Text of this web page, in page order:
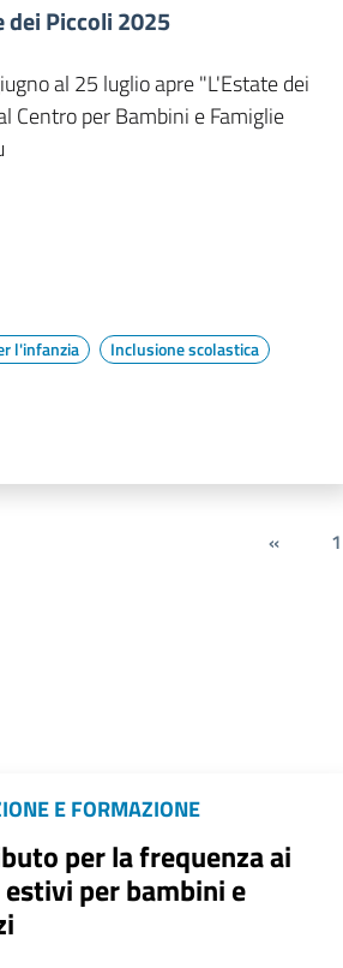
dei Piccoli 2025
al 25 luglio apre "L'Estate dei
Centro per Bambini e Famiglie
l'infanzia Inclusione scolastica
« 1
E FORMAZIONE
per la frequenza ai
per bambini e